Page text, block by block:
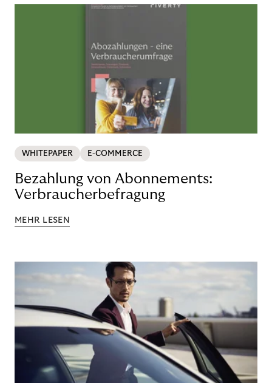
WHITEPAPER E-COMMERCE
Bezahlung von Abonnements:
Verbraucherbefragung
MEHR LESEN